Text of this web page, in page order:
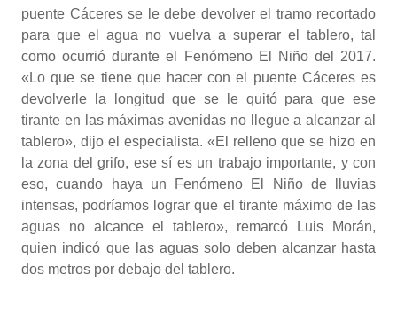
puente Cáceres se le debe devolver el tramo recortado
para que el agua no vuelva a superar el tablero, tal
como ocurrió durante el Fenómeno El Niño del 2017.
«Lo que se tiene que hacer con el puente Cáceres es
devolverle la longitud que se le quitó para que ese
tirante en las máximas avenidas no llegue a alcanzar al
tablero», dijo el especialista. «El relleno que se hizo en
la zona del grifo, ese sí es un trabajo importante, y con
eso, cuando haya un Fenómeno El Niño de lluvias
intensas, podríamos lograr que el tirante máximo de las
aguas no alcance el tablero», remarcó Luis Morán,
quien indicó que las aguas solo deben alcanzar hasta
dos metros por debajo del tablero.